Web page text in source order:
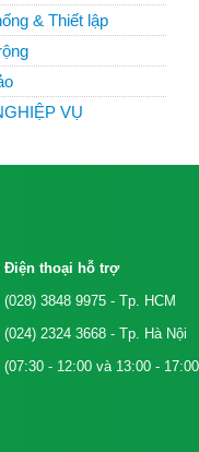
& Thiết lập
VỤ
Điện thoại hỗ trợ
(028) 3848 9975 - Tp. HCM
(024) 2324 3668 - Tp. Hà Nội
(07:30 - 12:00 và 13:00 -